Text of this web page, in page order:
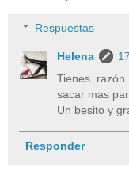
Respuestas
Helena
Tienes
sacar mas
Un besito y
Responder